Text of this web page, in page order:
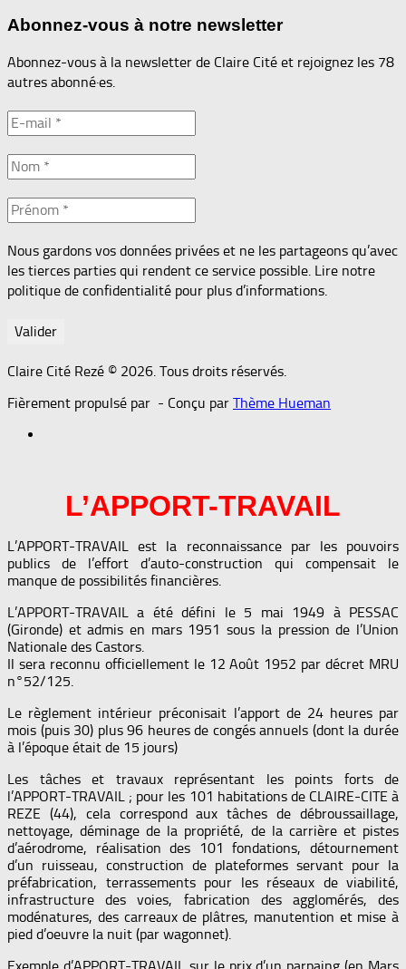
Abonnez-vous à notre newsletter
Abonnez-vous à la newsletter de Claire Cité et rejoignez les 78
autres abonné·es.
Nous gardons vos données privées et ne les partageons qu’avec
les tierces parties qui rendent ce service possible. Lire notre
politique de confidentialité pour plus d’informations.
Claire Cité Rezé © 2026. Tous droits réservés.
Fièrement propulsé par - Conçu par Thème Hueman
L’APPORT-TRAVAIL
L’APPORT-TRAVAIL est la reconnaissance par les pouvoirs
publics de l’effort d’auto-construction qui compensait le
manque de possibilités financières.
L’APPORT-TRAVAIL a été défini le 5 mai 1949 à PESSAC
(Gironde) et admis en mars 1951 sous la pression de l’Union
Nationale des Castors.
Il sera reconnu officiellement le 12 Août 1952 par décret MRU
n°52/125.
Le règlement intérieur préconisait l’apport de 24 heures par
mois (puis 30) plus 96 heures de congés annuels (dont la durée
à l’époque était de 15 jours)
Les tâches et travaux représentant les points forts de
l’APPORT-TRAVAIL ; pour les 101 habitations de CLAIRE-CITE à
REZE (44), cela correspond aux tâches de débroussaillage,
nettoyage, déminage de la propriété, de la carrière et pistes
d’aérodrome, réalisation des 101 fondations, détournement
d’un ruisseau, construction de plateformes servant pour la
préfabrication, terrassements pour les réseaux de viabilité,
infrastructure des voies, fabrication des agglomérés, des
modénatures, des carreaux de plâtres, manutention et mise à
pied d’oeuvre la nuit (par wagonnet).
Exemple d’APPORT-TRAVAIL sur le prix d’un parpaing (en Mars